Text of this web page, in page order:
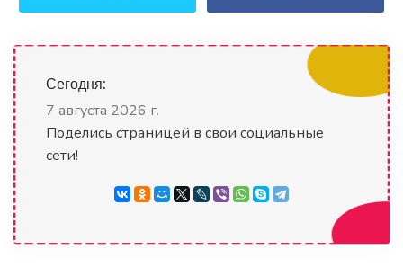
Сегодня:
7 августа 2026 г.
Поделись страницей в свои социальные
сети!